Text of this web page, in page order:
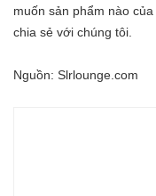
muốn sản phẩm nào của
chia sẻ với chúng tôi.
Nguồn: Slrlounge.com